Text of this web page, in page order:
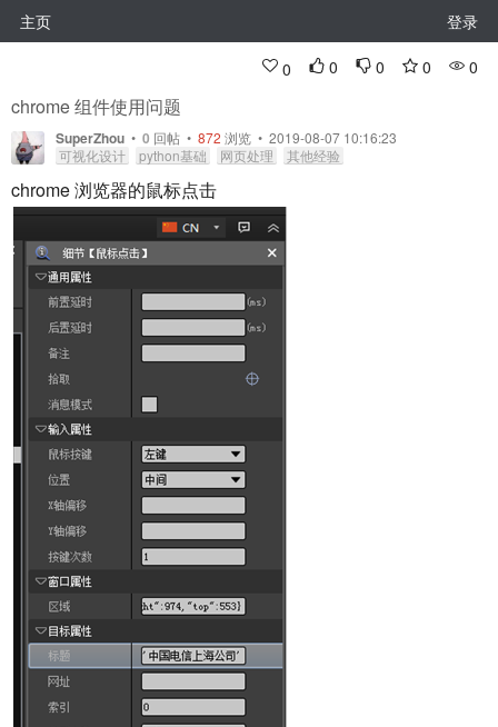
主页 登录
0 0 0 0 0
chrome 组件使用问题
SuperZhou • 0 回帖 • 872 浏览 • 2019-08-07 10:16:23
可视化设计
python基础 网页处理 其他经验
chrome 浏览器的鼠标点击